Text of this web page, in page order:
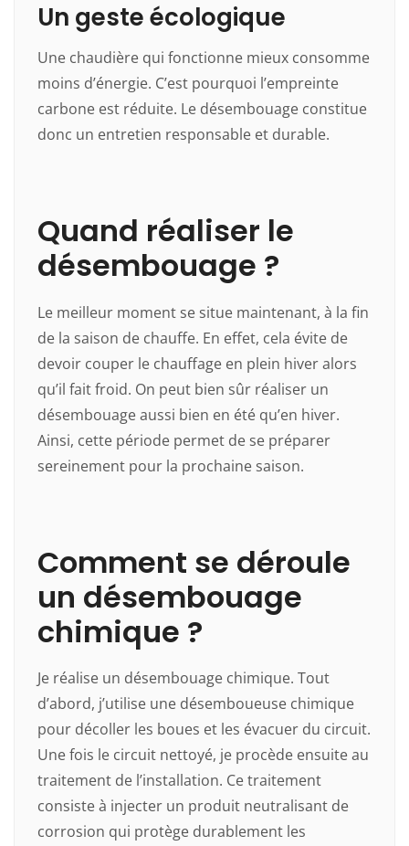
Un geste écologique
Une chaudière qui fonctionne mieux consomme
moins d’énergie. C’est pourquoi l’empreinte
carbone est réduite. Le désembouage constitue
donc un entretien responsable et durable.
Quand réaliser le
désembouage ?
Le meilleur moment se situe maintenant, à la fin
de la saison de chauffe. En effet, cela évite de
devoir couper le chauffage en plein hiver alors
qu’il fait froid. On peut bien sûr réaliser un
désembouage aussi bien en été qu’en hiver.
Ainsi, cette période permet de se préparer
sereinement pour la prochaine saison.
Comment se déroule
un désembouage
chimique ?
Je réalise un désembouage chimique. Tout
d’abord, j’utilise une désemboueuse chimique
pour décoller les boues et les évacuer du circuit.
Une fois le circuit nettoyé, je procède ensuite au
traitement de l’installation. Ce traitement
consiste à injecter un produit neutralisant de
corrosion qui protège durablement les